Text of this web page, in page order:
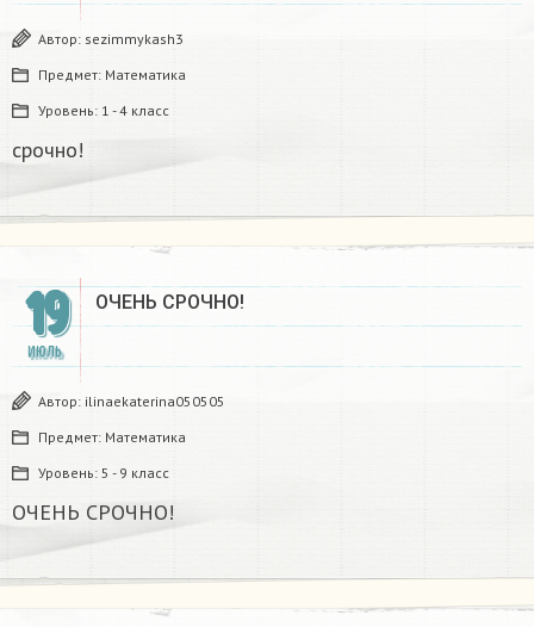
Автор: sezimmykash3
Предмет: Математика
Уровень: 1 - 4 класс
срочно!
19
ИЮЛЬ
ОЧЕНЬ СРОЧНО!
Автор: ilinaekaterina050505
Предмет: Математика
Уровень: 5 - 9 класс
ОЧЕНЬ СРОЧНО!